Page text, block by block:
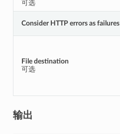
可选
Consider HTTP errors as failures
File destination
可选
输出